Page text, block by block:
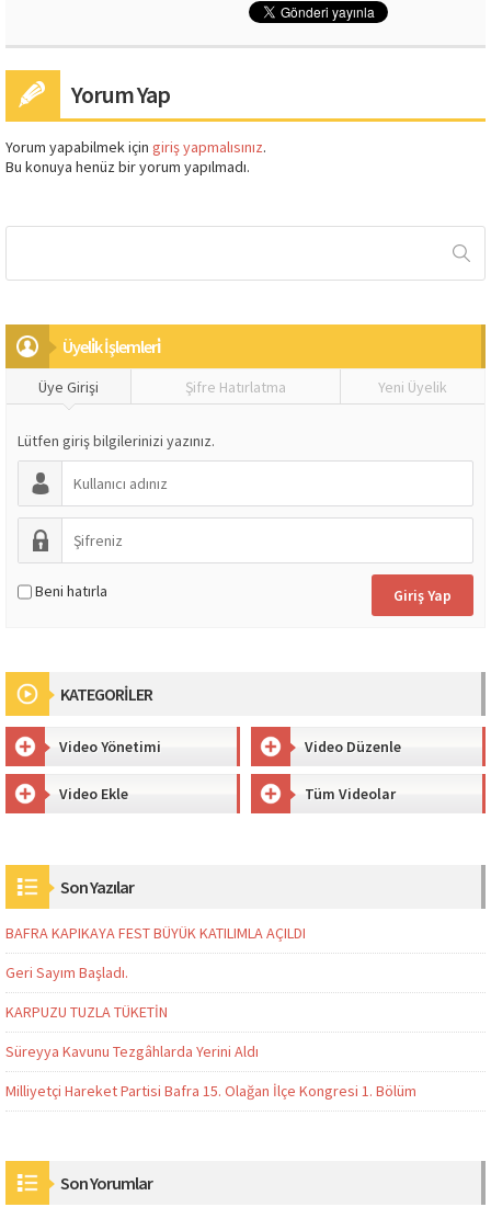
Yorum Yap
Yorum yapabilmek için giriş yapmalısınız.
Bu konuya henüz bir yorum yapılmadı.
Üyeli̇k İşlemleri̇
Üye Girişi Şifre Hatırlatma Yeni Üyelik
Lütfen giriş bilgilerinizi yazınız.
Beni hatırla
KATEGORİLER
Video Yönetimi Video Düzenle
Video Ekle Tüm Videolar
Son Yazılar
BAFRA KAPIKAYA FEST BÜYÜK KATILIMLA AÇILDI
Geri Sayım Başladı.
KARPUZU TUZLA TÜKETİN
Süreyya Kavunu Tezgâhlarda Yerini Aldı
Milliyetçi Hareket Partisi Bafra 15. Olağan İlçe Kongresi 1. Bölüm
Son Yorumlar